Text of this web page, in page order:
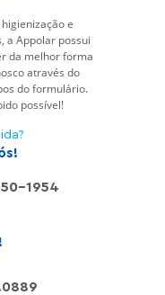
e
a Appolar possui
da melhor forma
através do
do formulário.
possível!
1954